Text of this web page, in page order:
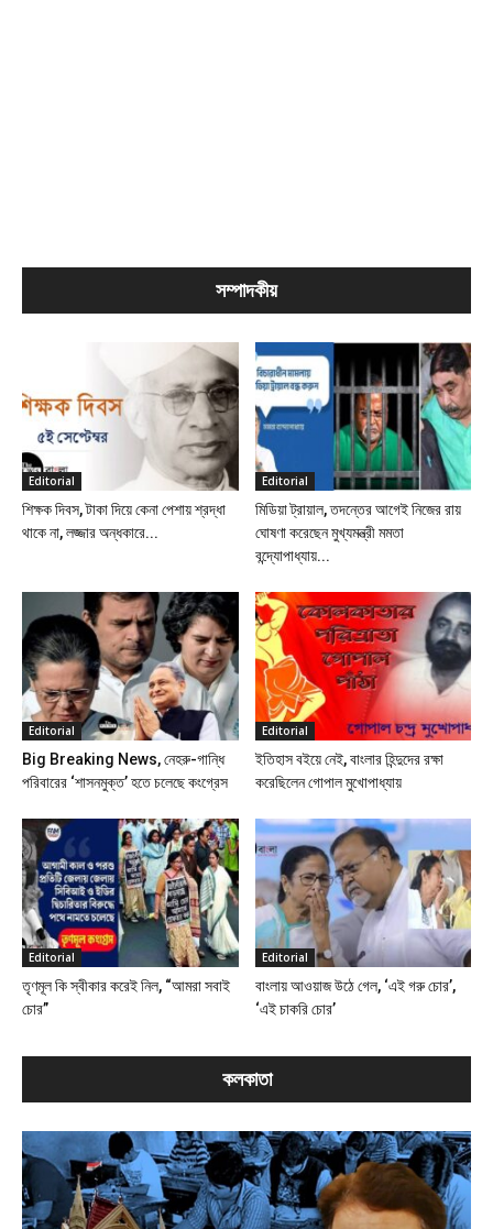
সম্পাদকীয়
Editorial
শিক্ষক দিবস, টাকা দিয়ে কেনা পেশায় শ্রদ্ধা
থাকে না, লজ্জার অন্ধকারে...
Editorial
মিডিয়া ট্রায়াল, তদন্তের আগেই নিজের রায়
ঘোষণা করেছেন মুখ্যমন্ত্রী মমতা
বন্দ্যোপাধ্যায়...
Editorial
Big Breaking News, নেহরু-গান্ধি
পরিবারের ‘শাসনমুক্ত’ হতে চলেছে কংগ্রেস
Editorial
ইতিহাস বইয়ে নেই, বাংলার হিন্দুদের রক্ষা
করেছিলেন গোপাল মুখোপাধ্যায়
Editorial
তৃণমূল কি স্বীকার করেই নিল, “আমরা সবাই
চোর”
Editorial
বাংলায় আওয়াজ উঠে গেল, ‘এই গরু চোর’,
‘এই চাকরি চোর’
কলকাতা